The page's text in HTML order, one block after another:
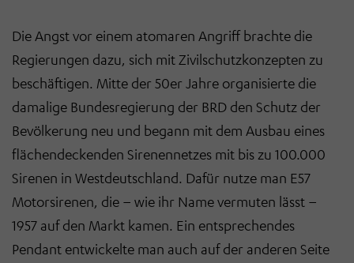
Die Angst vor einem atomaren Angriff brachte die
Regierungen dazu, sich mit Zivilschutzkonzepten zu
beschäftigen. Mitte der 50er Jahre organisierte die
damalige Bundesregierung der BRD den Schutz der
Bevölkerung neu und begann mit dem Ausbau eines
flächendeckenden Sirenennetzes mit bis zu 100.000
Sirenen in Westdeutschland. Dafür nutze man E57
Motorsirenen, die – wie ihr Name vermuten lässt –
1957 auf den Markt kamen. Ein entsprechendes
Pendant entwickelte man auch auf der anderen Seite